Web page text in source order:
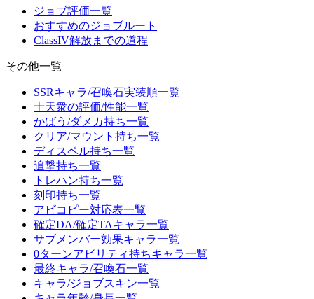
ジョブ評価一覧
おすすめのジョブルート
ClassIV解放までの道程
その他一覧
SSRキャラ/召喚石実装順一覧
十天衆の評価/性能一覧
かばう/ダメカ持ち一覧
クリア/マウント持ち一覧
ディスペル持ち一覧
追撃持ち一覧
トレハン持ち一覧
刻印持ち一覧
アビコピー対応表一覧
確定DA/確定TAキャラ一覧
サブメンバー効果キャラ一覧
0ターンアビリティ持ちキャラ一覧
最終キャラ/召喚石一覧
キャラ/ジョブスキン一覧